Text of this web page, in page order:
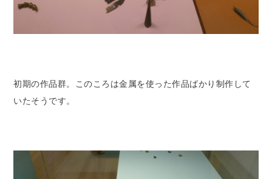
初期の作品群。このころは金属を使った作品ばかり制作して
いたそうです。